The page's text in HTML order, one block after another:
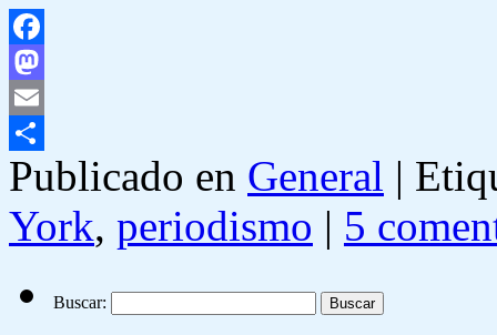
Facebook
Mastodon
Email
Compartir
Publicado en General |
York, periodismo | 5
Buscar: